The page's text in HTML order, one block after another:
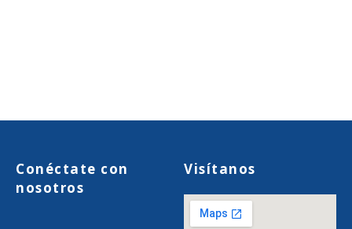
Conéctate con
nosotros
Visítanos